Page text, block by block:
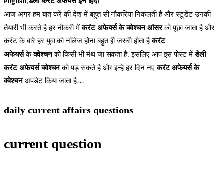
आज अगर हम बात करें की देश में बहुत सी नौकरिया निकलती है और स्टूडेंट उनकी
तैयारी भी करते है हर नौकरी मेंकरंट अफेयर्स के क्वेश्चन आंसरको पूछा जाता है और
करंट के बारे हर युवा को नॉलेज होना बहुत ही जरुरी होता हैकरंट
अफेयर्सकेक्वेश्चनको किसी भी मंथ जा सकता है. इसलिए आप इस पोस्ट मेंडेली
करंट अफेयर्स क्वेश्चनको पड़ सकते है और इन्हे हर दिन नएकरंट अफेयर्स के
क्वेश्चनअपडेट किया जाता है…
daily current affairs questions
current question